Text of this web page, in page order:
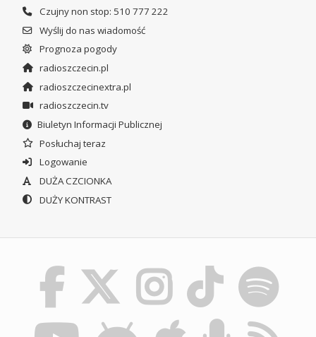
Czujny non stop: 510 777 222
Wyślij do nas wiadomość
Prognoza pogody
radioszczecin.pl
radioszczecinextra.pl
radioszczecin.tv
Biuletyn Informacji Publicznej
Posłuchaj teraz
Logowanie
DUŻA CZCIONKA
DUŻY KONTRAST